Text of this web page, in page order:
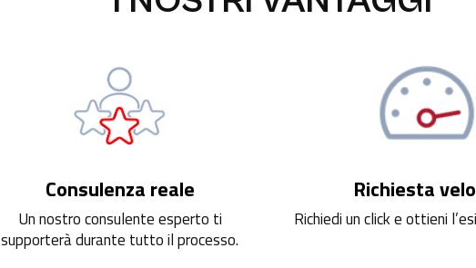
Consulenza reale
Un nostro consulente esperto ti
supporterà durante tutto il processo.
Richiesta
Richiedi un click e ottieni